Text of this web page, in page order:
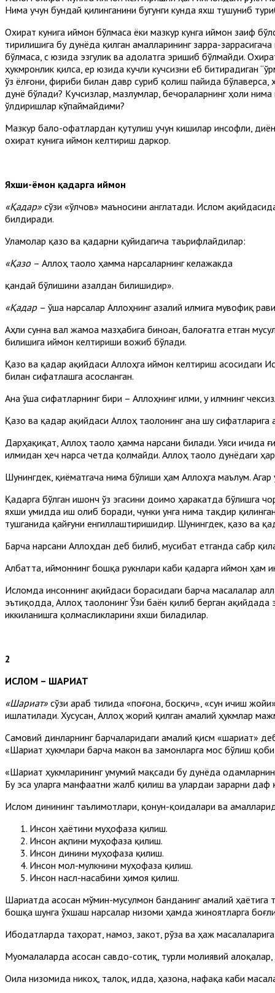
Нима учун бундай қилинганини бугунги кунда яхш тушуниб
Охират кунига иймон бўлмаса ёки мазкур кунга иймон заиф
тирилишига бу дунёда қилган амалларининг зарра-
бўлмаса, с юзида эзгулик ва адолатга эришиб бўлмайди.
ҳукмронлик қилса, ер юзида кучли кучсизни еб битирадиган
ўз ёлғони, фириби билан давр суриб қолиш пайида
дунё бўлади? Кучсизлар, мазлумлар, бечораларнинг ҳоли
ўлдиришлар кўпаймайдими?
Мазкур бало-офатлардан қутулиш учун кишилар инсофли,
охират кунига иймон келтириш даркор.
Яхши-ёмон қадарга иймон
«Қадар» сўзи «ўлчов» маъносини англатади. Ислом
билдиради.
Уламолар қазо ва қадарни қуйидагича таърифлайдилар:
«Қазо – Аллоҳ таоло ҳамма нарсаларнинг келажакда
қандай бўлишини азалдан билишидир».
«Қадар – ўша нарсалар Аллоҳнинг азалий илмига мувофиқ
Аҳли сунна вал жамоа мазҳабига биноан, балоғатга етган
билишига иймон келтириши вожиб бўлади.
Қазо ва қадар ақийдаси Аллоҳга иймон келтириш асосидаги
билан сифатлашга асосланган.
Ана ўша сифатларнинг бири – Аллоҳнинг илми, у илмнинг
Қазо ва қадар ақийдаси Аллоҳ таолонинг ана шу
Дарҳақиқат, Аллоҳ таоло ҳамма нарсани билади. Уяси ичида
илмидан ҳеч нарса четда қолмайди. Аллоҳ таоло дунёдаги
Шунингдек, қиёматгача нима бўлиши ҳам Аллоҳга маълум.
Қадарга бўлган ишонч ўз эгасини доимо ҳаракатда бўлишга
яхши умидда иш олиб боради, чунки унга нима тақдир
тушганида қайғуни енгиллаштиришидир. Шунингдек, қазо ва
Барча нарсани Аллоҳдан деб билиб, мусибат етганда сабр
Албатта, иймоннинг бошқа рукнлари каби қадарга иймон ҳам
Исломда инсоннинг ақийдаси борасидаги барча масалалар
эътиқодда, Аллоҳ таолонинг Ўзи баён қилиб берган
иккиланишга қолмасликларини яхши биладилар.
2
ИСЛОМ – ШАРИАТ
«Шариат» сўзи араб тилида «поғона, босқич», «сун ичиш
ишлатилади. Хусусан, Аллоҳ жорий қилган амалий ҳукмлар
Самовий динларнинг барчаларидаги амалий қисм «шариат»
«Шариат ҳукмлари барча макон ва замонларга мос бўлиш қоби
«Шариат ҳукмларининг умумий мақсади бу дунёда
Бу эса уларга манфаатни жалб қилиш ва улардаи зарарни
Ислом динининг таълимотлари, қонун-қоидалари ва
Инсон ҳаётини муҳофаза қилиш.
Инсон ақпини муҳофаза қилиш.
Инсон динини муҳофаза қилиш.
Инсон мол-мулкнини муҳофаза қилиш.
Инсон насл-насабини ҳимоя қилиш.
Шариатда асосан мўмин-мусулмон банданинг амалий
бошқа шунга ўхшаш нарсалар низоми ҳамда жиноятларга
Ибодатларда таҳорат, намоз, закот, рўза ва ҳаж
Муомалаларда асосан савдо-сотиқ, турли молиявий
Оила низомида никоҳ, талоқ, идда, ҳазона, нафақа каби